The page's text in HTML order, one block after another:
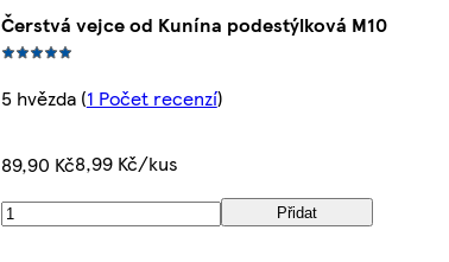
Čerstvá vejce od Kunína podestýlková M10
5 hvězda(1 Počet recenzí)
89,90 Kč8,99 Kč/kus
Přidat